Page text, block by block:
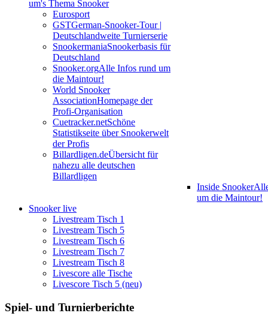
um's Thema Snooker
Eurosport
GSTGerman-Snooker-Tour |
Deutschlandweite Turnierserie
SnookermaniaSnookerbasis für
Deutschland
Snooker.orgAlle Infos rund um
die Maintour!
World Snooker
AssociationHomepage der
Profi-Organisation
Cuetracker.netSchöne
Statistikseite über Snookerwelt
der Profis
Billardligen.deÜbersicht für
nahezu alle deutschen
Billardligen
Inside Snooker
um die Maintour!
Snooker live
Livestream Tisch 1
Livestream Tisch 5
Livestream Tisch 6
Livestream Tisch 7
Livestream Tisch 8
Livescore alle Tische
Livescore Tisch 5 (neu)
Spiel- und Turnierberichte